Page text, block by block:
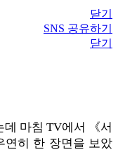
닫기
SNS 공유하기
닫기
마침 TV에서 《서
연히 한 장면을 보았